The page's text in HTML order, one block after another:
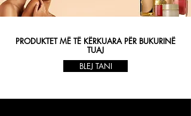
PRODUKTET MË TË KËRKUARA PËR BUKURINË
TUAJ
BLEJ TANI